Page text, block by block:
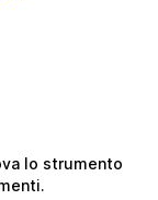
lo strumento